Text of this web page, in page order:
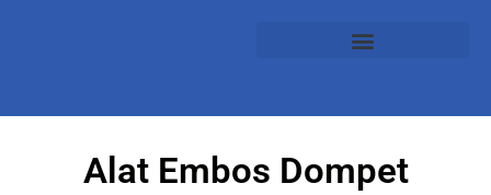
Alat Embos Dompet